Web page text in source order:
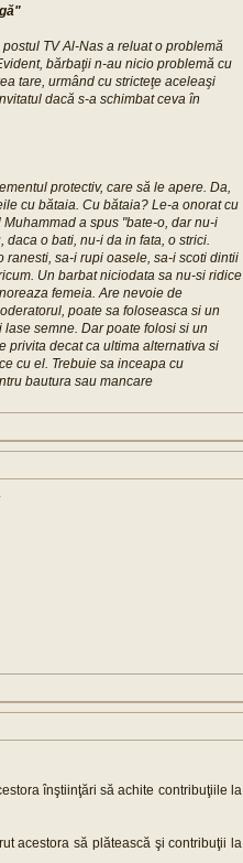
TV Al-Nas a reluat o problemă
bărbaţii n-au nicio problemă cu
tare, urmând cu stricteţe aceleaşi
dacă s-a schimbat ceva în
protectiv, care să le apere. Da,
cu bătaia. Cu bătaia? Le-a onorat cu
a spus "bate-o, dar nu-i
o bati, nu-i da in fata, o strici.
ranesti, sa-i rupi oasele, sa-i scoti dintii
Un barbat niciodata sa nu-si ridice
femeia. Are nevoie de
poate sa foloseasca si un
semne. Dar poate folosi si un
privita decat ca ultima alternativa si
cu el. Trebuie sa inceapa cu
bautura sau mancare
înştiinţări să achite contribuţiile la
acestora să plătească şi contribuţii la